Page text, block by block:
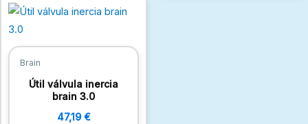
Brain
Útil válvula inercia
brain 3.0
47,19 €